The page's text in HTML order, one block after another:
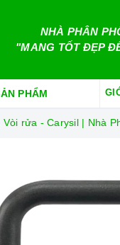
NHÀ PHÂN
"MANG TỐT ĐẸP
PHẨM
Vòi rửa - Carysil | Nhà